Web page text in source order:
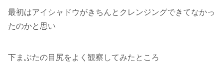
最初はアイシャドウがきちんとクレンジングできてなかっ
たのかと思い
下まぶたの目尻をよく観察してみたところ